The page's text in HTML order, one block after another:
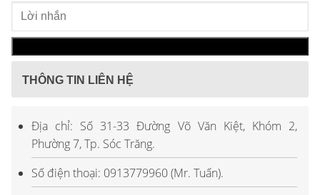
THÔNG TIN LIÊN HỆ
Địa chỉ: Số 31-33 Đường Võ Văn Kiệt, Khóm 2,
Phường 7, Tp. Sóc Trăng.
Số điện thoại: 0913779960 (Mr. Tuấn).